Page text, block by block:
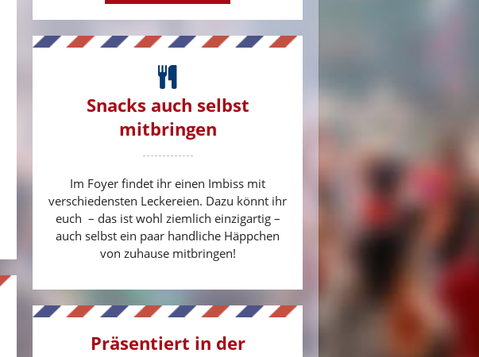
Snacks auch selbst
mitbringen
Im Foyer findet ihr einen Imbiss mit
verschiedensten Leckereien. Dazu könnt ihr
euch – das ist wohl ziemlich einzigartig –
auch selbst ein paar handliche Häppchen
von zuhause mitbringen!
Präsentiert in der